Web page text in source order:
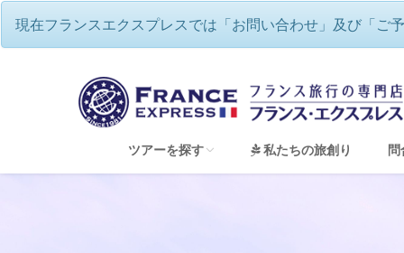
現在フランスエクスプレスでは「お問い合わせ」及び「ご
ツアーを探す 私たちの旅創り 問
フランスエクスプレス / ルレ・エ・